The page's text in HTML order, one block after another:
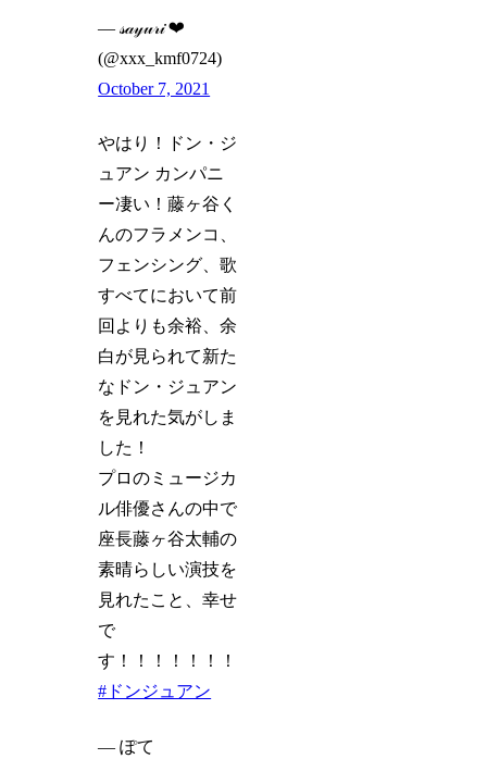
— 𝓈𝒶𝓎𝓊𝓇𝒾 ❤︎
(@xxx_kmf0724)
October 7, 2021
やはり！ドン・ジ
ュアン カンパニ
ー凄い！藤ヶ谷く
んのフラメンコ、
フェンシング、歌
すべてにおいて前
回よりも余裕、余
白が見られて新た
なドン・ジュアン
を見れた気がしま
した！
プロのミュージカ
ル俳優さんの中で
座長藤ヶ谷太輔の
素晴らしい演技を
見れたこと、幸せ
で
す！！！！！！！
#ドンジュアン
— ぽて